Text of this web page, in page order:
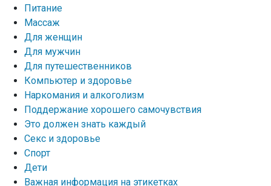
Питание
Массаж
Для женщин
Для мужчин
Для путешественников
Компьютер и здоровье
Наркомания и алкоголизм
Поддержание хорошего самочувствия
Это должен знать каждый
Секс и здоровье
Спорт
Дети
Важная информация на этикетках